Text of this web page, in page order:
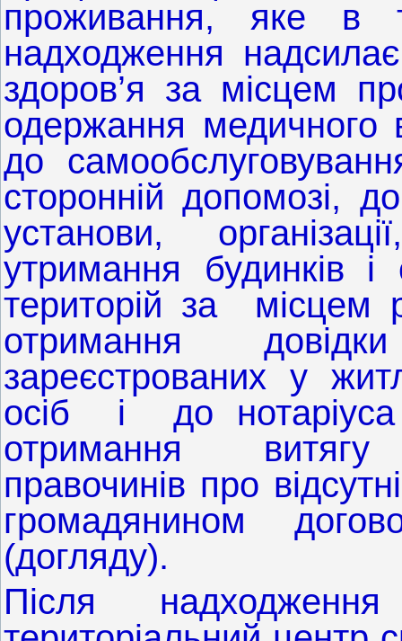
проживання, яке в
надходження
здоров’я за місцем
одержання медичного
до
сторонній допомозі,
установи,
утримання будинків
територій за місцем
отримання
зареєстрованих у
осіб і до
отримання
правочинів про
громадянином
(догляду).
Після